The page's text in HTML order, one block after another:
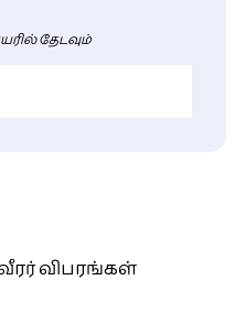
தேடவும்
விபரங்கள்